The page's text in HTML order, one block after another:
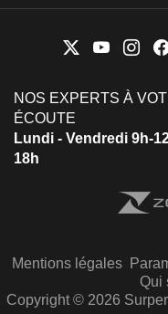
NOS EXPERTS À
ÉCOUTE
Lundi - Vendredi 9h-
18h
Mentions légales
Qui
Copyright © 2026